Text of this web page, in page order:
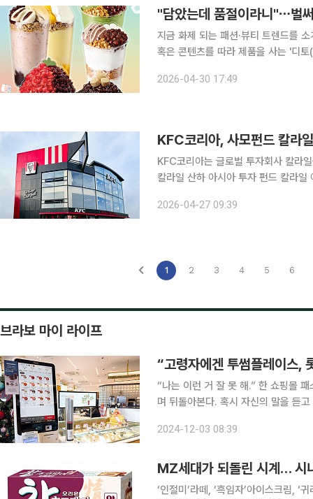
"담았는데 품절이라니"⋯벌
지금 화제 되는 패션·뷰티 트렌드를
혹은 콘텐츠를 따라 제품을 사는 '디
다가도 해가 진 후엔 10도 아래로 뚝
2026-04-30 17:49
KFC코리아, 사모펀드 칼라
KFC코리아는 글로벌 투자회사 칼라일을
칼라일 산하 아시아 투자 펀드 칼라
계약(SPA) 체결 이후 관련 절차를 거
2026-04-27 09:39
1 2 3 4 5 6
브라보 마이 라이프
“고령자에겐 투썸플레이스,
“나는 이런 거 잘 못 해.” 한 쇼핑몰
며 뒤돌아본다. 혹시 자신의 말을 듣
크 사용이 대중화되면서 우리 주변에
2024-12-03 08:39
MZ세대가 되돌린 시계… 시
‘인절미’라떼, ‘흑임자’아이스크림, ‘